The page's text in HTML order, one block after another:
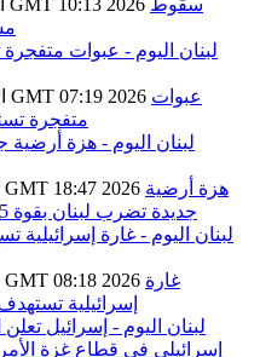
الأربعاء ,28 كانون الثاني / يناير GMT 07:19 2026 عبوات
متفجرة
الثلاثاء ,27 كانون الثاني / يناير GMT 18:47 2026 هزة أرضية
جديدة تضرب لبنان بقوة 2.5 درجات على مقياس ريختر
الثلاثاء ,27 كانون الثاني / يناير GMT 08:18 2026 غارة
إسرائيلية